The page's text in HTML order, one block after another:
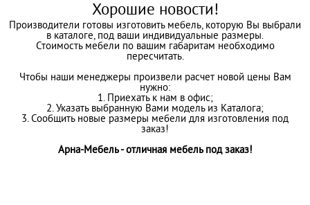
Хорошие новости!
Производители готовы изготовить мебель, которую Вы выбрали
в каталоге, под ваши индивидуальные размеры.
Стоимость мебели по вашим габаритам необходимо
пересчитать.
Чтобы наши менеджеры произвели расчет новой цены Вам
нужно:
1. Приехать к нам в офис;
2. Указать выбранную Вами модель из Каталога;
3. Сообщить новые размеры мебели для изготовления под
заказ!
Арна-Мебель - отличная мебель под заказ!